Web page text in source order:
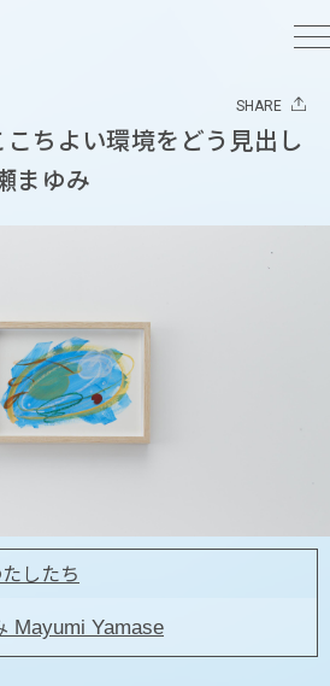
SHARE
こちよい環境をどう見出し
まゆみ
したち
Mayumi Yamase